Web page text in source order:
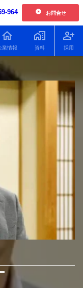
964 お問合せ
ー
入セミナー
2026.01.30更新
ミナー
ナー
ップ対談セミナー
川会計塾+ファイナンス
2026.07.21更新
2026.07.08更新
読み方塾
計塾
る資金調達
リットと
方法につい
銀行に決
名古屋オフィス
た